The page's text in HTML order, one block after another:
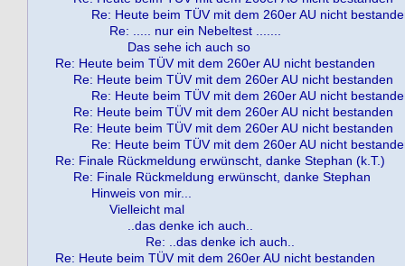
Re: Heute beim TÜV mit dem 260er AU nicht
Re: ..... nur ein Nebeltest .......
Das sehe ich auch so
Re: Heute beim TÜV mit dem 260er AU nicht bestanden
Re: Heute beim TÜV mit dem 260er AU nicht bestanden
Re: Heute beim TÜV mit dem 260er AU nicht
Re: Heute beim TÜV mit dem 260er AU nicht bestanden
Re: Heute beim TÜV mit dem 260er AU nicht bestanden
Re: Heute beim TÜV mit dem 260er AU nicht
Re: Finale Rückmeldung erwünscht, danke Stephan (k.T.)
Re: Finale Rückmeldung erwünscht, danke Stephan
Hinweis von mir...
Vielleicht mal
..das denke ich auch..
Re: ..das denke ich auch..
Re: Heute beim TÜV mit dem 260er AU nicht bestanden